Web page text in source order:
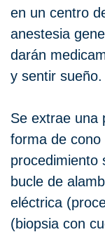
en un centro
anestesia
darán
y sentir sueño.
Se extrae una
forma de cono
procedimiento
bucle de
eléctrica
(biopsia con